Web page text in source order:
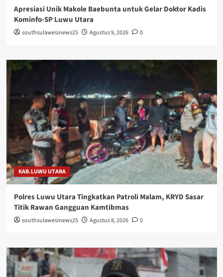
Apresiasi Unik Makole Baebunta untuk Gelar Doktor Kadis
Kominfo-SP Luwu Utara
southsulawesinews25 Agustus 9, 2026 0
KAB.LUWU UTARA
Polres Luwu Utara Tingkatkan Patroli Malam, KRYD Sasar
Titik Rawan Gangguan Kamtibmas
southsulawesinews25 Agustus 8, 2026 0